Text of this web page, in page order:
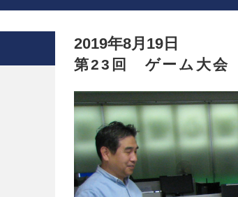
2019年8月19日
第23回 ゲーム大会